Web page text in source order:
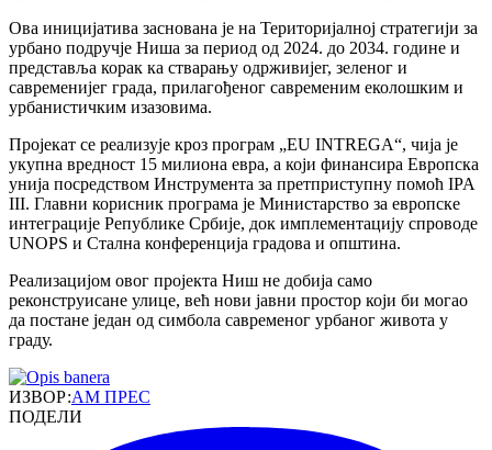
Ова иницијатива заснована је на Територијалној стратегији за
урбано подручје Ниша за период од 2024. до 2034. године и
представља корак ка стварању одрживијег, зеленог и
савременијег града, прилагођеног савременим еколошким и
урбанистичким изазовима.
Пројекат се реализује кроз програм „EU INTREGA“, чија је
укупна вредност 15 милиона евра, а који финансира Европска
унија посредством Инструмента за претприступну помоћ IPA
III. Главни корисник програма је Министарство за европске
интеграције Републике Србије, док имплементацију спроводе
UNOPS и Стална конференција градова и општина.
Реализацијом овог пројекта Ниш не добија само
реконструисане улице, већ нови јавни простор који би могао
да постане један од симбола савременог урбаног живота у
граду.
ИЗВОР:АМ ПРЕС
ПОДЕЛИ